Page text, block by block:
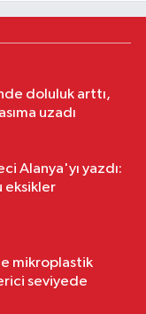
doluluk arttı,
uzadı
Alanya'yı yazdı:
eksikler
mikroplastik
seviyede